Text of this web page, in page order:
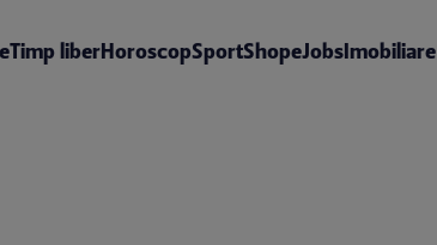
Timp liberHoroscopSportShopeJobsImobiliare